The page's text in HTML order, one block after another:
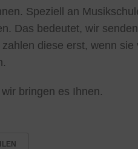
Speziell an
Das bedeutet, wir
diese erst, wenn
bringen es Ihnen.